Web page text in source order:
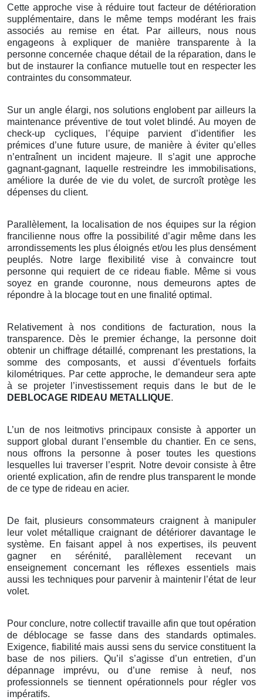
Cette approche vise à réduire tout facteur de détérioration
supplémentaire, dans le même temps modérant les frais
associés au remise en état. Par ailleurs, nous nous
engageons à expliquer de manière transparente à la
personne concernée chaque détail de la réparation, dans le
but de instaurer la confiance mutuelle tout en respecter les
contraintes du consommateur.
Sur un angle élargi, nos solutions englobent par ailleurs la
maintenance préventive de tout volet blindé. Au moyen de
check-up cycliques, l’équipe parvient d’identifier les
prémices d’une future usure, de manière à éviter qu’elles
n’entraînent un incident majeure. Il s’agit une approche
gagnant-gagnant, laquelle restreindre les immobilisations,
améliore la durée de vie du volet, de surcroît protège les
dépenses du client.
Parallèlement, la localisation de nos équipes sur la région
francilienne nous offre la possibilité d’agir même dans les
arrondissements les plus éloignés et/ou les plus densément
peuplés. Notre large flexibilité vise à convaincre tout
personne qui requiert de ce rideau fiable. Même si vous
soyez en grande couronne, nous demeurons aptes de
répondre à la blocage tout en une finalité optimal.
Relativement à nos conditions de facturation, nous la
transparence. Dès le premier échange, la personne doit
obtenir un chiffrage détaillé, comprenant les prestations, la
somme des composants, et aussi d’éventuels forfaits
kilométriques. Par cette approche, le demandeur sera apte
à se projeter l’investissement requis dans le but de le
DEBLOCAGE RIDEAU METALLIQUE.
L’un de nos leitmotivs principaux consiste à apporter un
support global durant l’ensemble du chantier. En ce sens,
nous offrons la personne à poser toutes les questions
lesquelles lui traverser l’esprit. Notre devoir consiste à être
orienté explication, afin de rendre plus transparent le monde
de ce type de rideau en acier.
De fait, plusieurs consommateurs craignent à manipuler
leur volet métallique craignant de détériorer davantage le
système. En faisant appel à nos expertises, ils peuvent
gagner en sérénité, parallèlement recevant un
enseignement concernant les réflexes essentiels mais
aussi les techniques pour parvenir à maintenir l’état de leur
volet.
Pour conclure, notre collectif travaille afin que tout opération
de déblocage se fasse dans des standards optimales.
Exigence, fiabilité mais aussi sens du service constituent la
base de nos piliers. Qu’il s’agisse d’un entretien, d’un
dépannage imprévu, ou d’une remise à neuf, nos
professionnels se tiennent opérationnels pour régler vos
impératifs.